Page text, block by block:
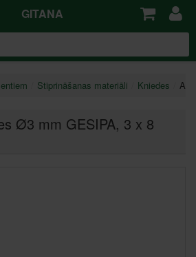
GITANA
Stiprināšanas materiāli Kniedes
Ø3 mm GESIPA, 3 x 8